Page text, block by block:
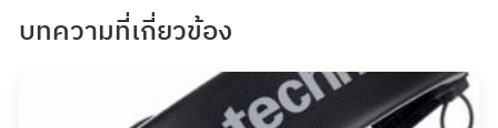
บทความที่เกี่ยวข้อง